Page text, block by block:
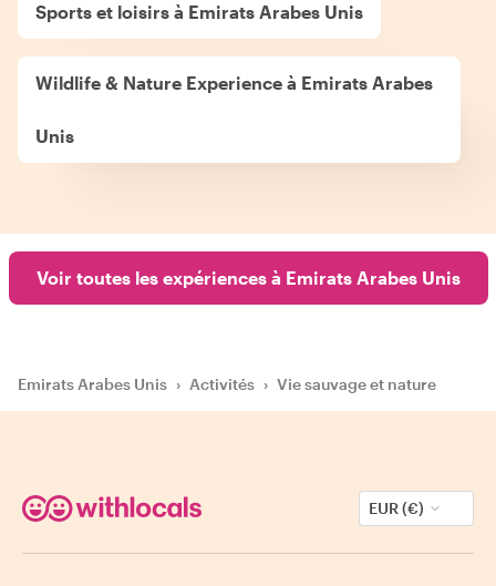
Sports et loisirs à Emirats Arabes Unis
Wildlife & Nature Experience à Emirats Arabes
Unis
Voir toutes les expériences à Emirats Arabes Unis
Emirats Arabes Unis › Activités › Vie sauvage et nature
EUR (€)